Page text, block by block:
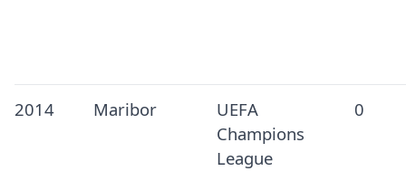
2014 Maribor
UEFA
Champions
League
0